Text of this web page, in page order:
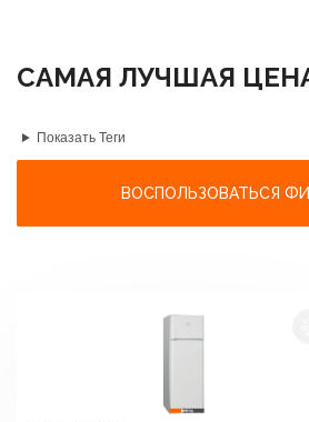
САМАЯ ЛУЧШАЯ
Показать Теги
ВОСПОЛЬЗОВАТЬСЯ